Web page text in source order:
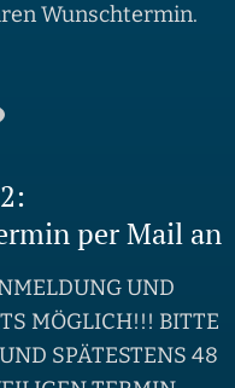
Wunschtermin.
per Mail an
UND
MÖGLICH!!! BITTE
SPÄTESTENS 48